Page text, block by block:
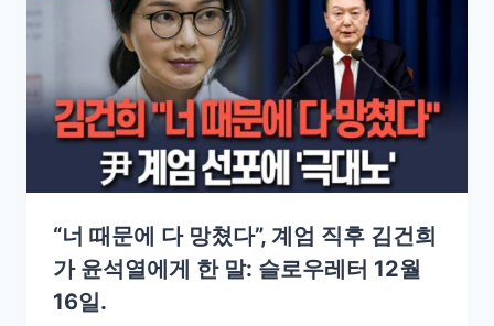
“너 때문에 다 망쳤다”, 계엄 직후 김건희
가 윤석열에게 한 말: 슬로우레터 12월
16일.